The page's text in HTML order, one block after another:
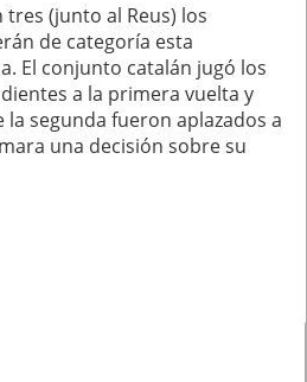
(junto al Reus) los
de categoría esta
El conjunto catalán jugó los
a la primera vuelta y
segunda fueron aplazados a
una decisión sobre su